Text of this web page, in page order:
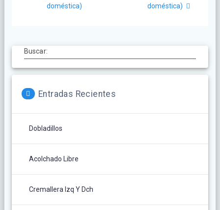
doméstica)
doméstica)
Buscar:
Entradas Recientes
Dobladillos
Acolchado Libre
Cremallera Izq Y Dch